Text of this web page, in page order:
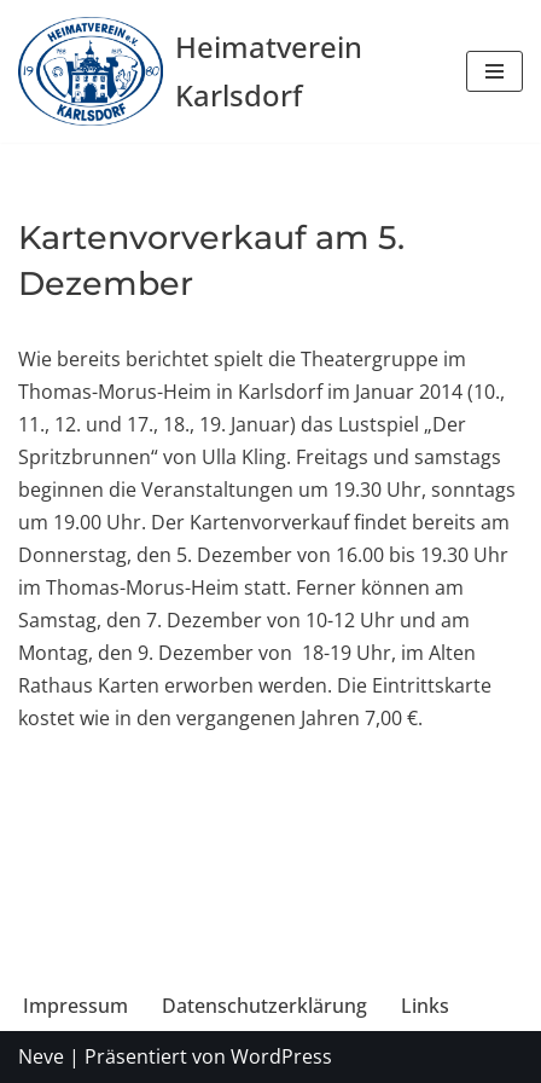
Zum
Inhalt
springen
Heimatverein
Karlsdorf
Kartenvorverkauf am 5.
Dezember
Wie bereits berichtet spielt die Theatergruppe im
Thomas-Morus-Heim in Karlsdorf im Januar 2014 (10.,
11., 12. und 17., 18., 19. Januar) das Lustspiel „Der
Spritzbrunnen“ von Ulla Kling. Freitags und samstags
beginnen die Veranstaltungen um 19.30 Uhr, sonntags
um 19.00 Uhr. Der Kartenvorverkauf findet bereits am
Donnerstag, den 5. Dezember von 16.00 bis 19.30 Uhr
im Thomas-Morus-Heim statt. Ferner können am
Samstag, den 7. Dezember von 10-12 Uhr und am
Montag, den 9. Dezember von 18-19 Uhr, im Alten
Rathaus Karten erworben werden. Die Eintrittskarte
kostet wie in den vergangenen Jahren 7,00 €.
Impressum Datenschutzerklärung
Links
Neve | Präsentiert von WordPress